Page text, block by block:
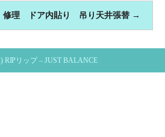
理 ドア内貼り 吊り天井張替 →
RIPリップ – JUST BALANCE